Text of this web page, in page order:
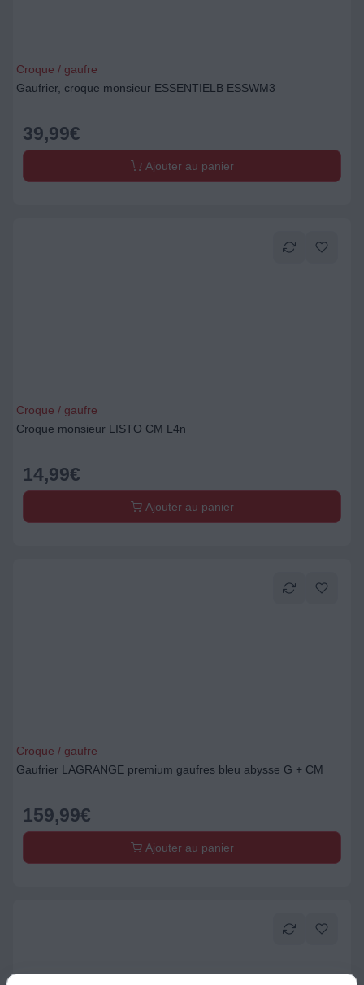
Croque / gaufre
Gaufrier, croque monsieur ESSENTIELB ESSWM3
39,99€
Ajouter au panier
Croque / gaufre
Croque monsieur LISTO CM L4n
14,99€
Ajouter au panier
Croque / gaufre
Gaufrier LAGRANGE premium gaufres bleu abysse G + CM
159,99€
Ajouter au panier